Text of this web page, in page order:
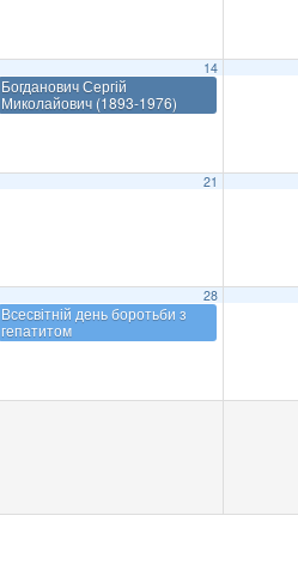
14
Богданович Сергій
Миколайович (1893-1976)
21
28
Всесвітній день боротьби з
гепатитом